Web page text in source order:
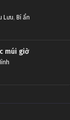
Lưu, Bí ẩn
múi giờ